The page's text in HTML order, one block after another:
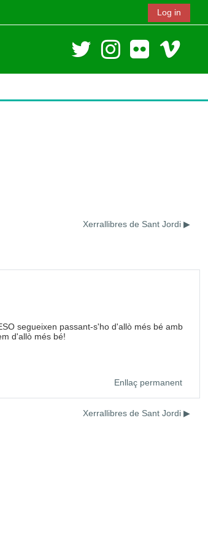
Log in
Xerrallibres de Sant Jordi ▶︎
segueixen passant-s'ho d'allò més bé amb
d'allò més bé!
Enllaç permanent
Xerrallibres de Sant Jordi ▶︎